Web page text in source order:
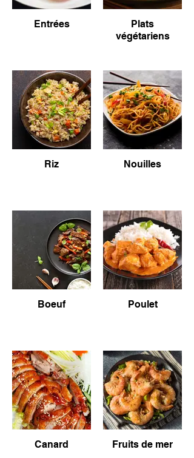
Entrées
Plats
végétariens
Riz Nouilles
Boeuf Poulet
Canard Fruits de mer